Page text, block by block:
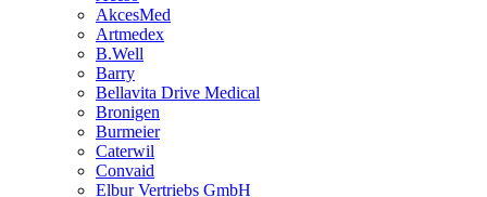
AkcesMed
Artmedex
B.Well
Barry
Bellavita Drive Medical
Bronigen
Burmeier
Caterwil
Convaid
Elbur Vertriebs GmbH